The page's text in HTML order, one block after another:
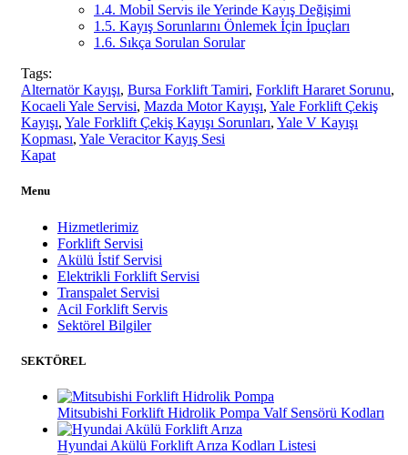
1.4. Mobil Servis ile Yerinde Kayış Değişimi
1.5. Kayış Sorunlarını Önlemek İçin İpuçları
1.6. Sıkça Sorulan Sorular
Tags:
Alternatör Kayışı, Bursa Forklift Tamiri, Forklift Hararet Sorunu,
Kocaeli Yale Servisi, Mazda Motor Kayışı, Yale Forklift Çekiş
Kayışı, Yale Forklift Çekiş Kayışı Sorunları, Yale V Kayışı
Kopması, Yale Veracitor Kayış Sesi
Kapat
Menu
Hizmetlerimiz
Forklift Servisi
Akülü İstif Servisi
Elektrikli Forklift Servisi
Transpalet Servisi
Acil Forklift Servis
Sektörel Bilgiler
SEKTÖREL
Mitsubishi Forklift Hidrolik Pompa Valf Sensörü Kodları
Hyundai Akülü Forklift Arıza Kodları Listesi